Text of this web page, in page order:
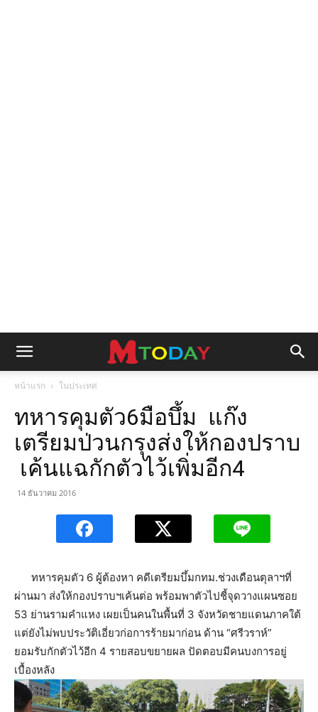
หน้าแรก ในประเทศ
ทหารคุมตัว6มือบึ้ม แก๊ง
เตรียมป่วนกรุงส่งให้กองปราบ
เค้นแฉกักตัวไว้เพิ่มอีก4
14 ธันวาคม 2016
ทหารคุมตัว 6 ผู้ต้องหา คดีเตรียมบึ้มกทม.ช่วงเดือนตุลาฯที่
ผ่านมา ส่งให้กองปราบฯเค้นต่อ พร้อมพาตัวไปชี้จุดวางแผนซอย
53 ย่านรามคำแหง เผยเป็นคนในพื้นที่ 3 จังหวัดชายแดนภาคใต้
แต่ยังไม่พบประวัติเอี่ยวก่อการร้ายมาก่อน ด้าน “ศรีวราห์”
ยอมรับกักตัวไว้อีก 4 รายสอบขยายผล ปัดตอบมีคนบงการอยู่
เบื้องหลัง